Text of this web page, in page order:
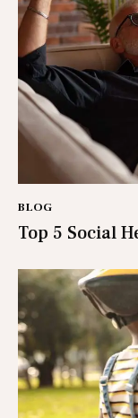
BLOG
Top 5 Social